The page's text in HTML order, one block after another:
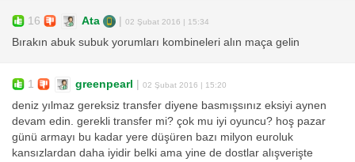
16 Ata 02 Şubat 2016 | 15:34
Bırakın abuk subuk yorumları kombineleri alın maça gelin
1 greenpearl 02 Şubat 2016 | 15:20
deniz yılmaz gereksiz transfer diyene basmışsınız eksiyi aynen
devam edin. gerekli transfer mi? çok mu iyi oyuncu? hoş pazar
günü armayı bu kadar yere düşüren bazı milyon euroluk
kansızlardan daha iyidir belki ama yine de dostlar alışverişte